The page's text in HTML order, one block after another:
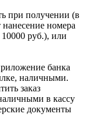
при получении (в
нанесение номера
руб.), или
банка
наличными.
заказ
в кассу
документы